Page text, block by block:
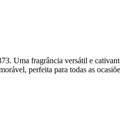
fragrância versátil e
perfeita para todas as